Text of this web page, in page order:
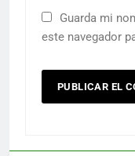
Guarda mi
este navegador